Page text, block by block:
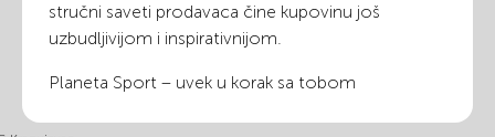
stručni saveti prodavaca čine kupovinu još
uzbudljivijom i inspirativnijom.
Planeta Sport – uvek u korak sa tobom